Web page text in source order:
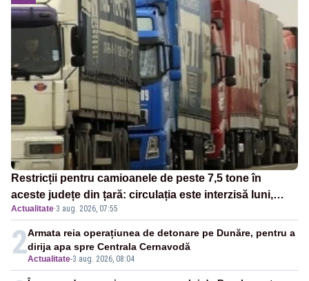
Restricții pentru camioanele de peste 7,5 tone în
aceste județe din țară: circulația este interzisă luni,
între orele 12:00 și 20:00
Actualitate·3 aug. 2026, 07:55
2Actualitate-3 aug. 2026, 08:04
Armata reia operațiunea de detonare pe Dunăre, pentru a
dirija apa spre Centrala Cernavodă